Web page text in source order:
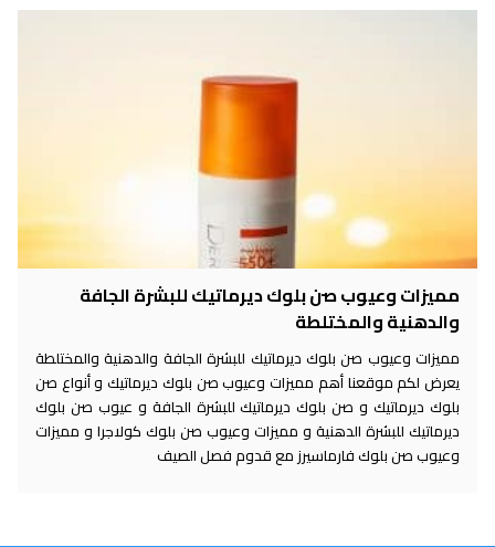
مميزات وعيوب صن بلوك ديرماتيك للبشرة الجافة
والدهنية والمختلطة
مميزات وعيوب صن بلوك ديرماتيك للبشرة الجافة والدهنية والمختلطة
يعرض لكم موقعنا أهم مميزات وعيوب صن بلوك ديرماتيك و أنواع صن
بلوك ديرماتيك و صن بلوك ديرماتيك للبشرة الجافة و عيوب صن بلوك
ديرماتيك للبشرة الدهنية و مميزات وعيوب صن بلوك كولاجرا و مميزات
وعيوب صن بلوك فارماسيرز مع قدوم فصل الصيف